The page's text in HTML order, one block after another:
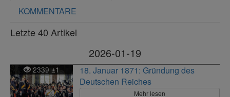
KOMMENTARE
Letzte 40 Artikel
2026-01-19
2339±1
18. Januar 1871: Gründung des
Deutschen Reiches
Mehr lesen